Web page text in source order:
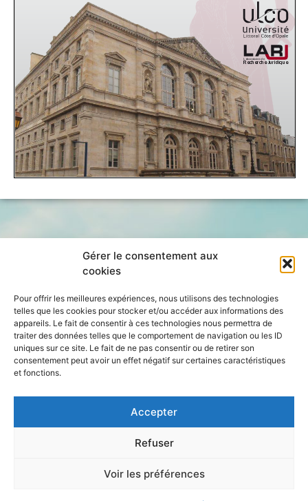
Gérer le consentement aux
cookies
Pour offrir les meilleures expériences, nous utilisons des technologies
telles que les cookies pour stocker et/ou accéder aux informations des
appareils. Le fait de consentir à ces technologies nous permettra de
traiter des données telles que le comportement de navigation ou les ID
uniques sur ce site. Le fait de ne pas consentir ou de retirer son
consentement peut avoir un effet négatif sur certaines caractéristiques
et fonctions.
Accepter
Refuser
Voir les préférences